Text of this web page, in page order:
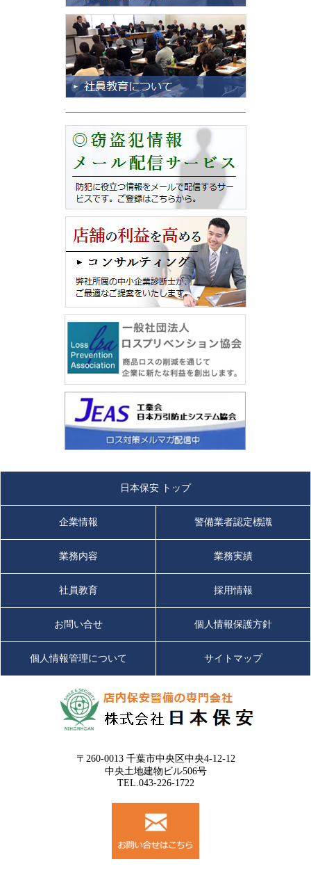
日本保安 トップ
企業情報 警備業者認定標識
業務内容 業務実績
社員教育 採用情報
お問い合せ 個人情報保護方針
個人情報管理について サイトマップ
〒260-0013 千葉市中央区中央4-12-12
中央土地建物ビル506号
TEL.043-226-1722